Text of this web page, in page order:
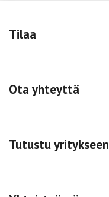
Tilaa
Ota yhteyttä
Tutustu yritykseen